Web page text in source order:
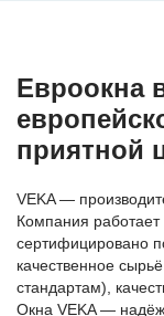
Евроокна
приятной
VEKA —
Компания
сертифицировано
качественное
стандартам),
Окна VEKA —